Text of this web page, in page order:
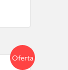
Oferta